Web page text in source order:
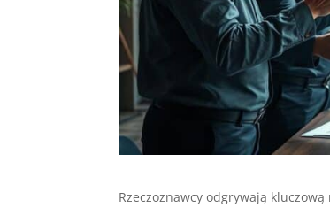
Rzeczoznawcy odgrywają